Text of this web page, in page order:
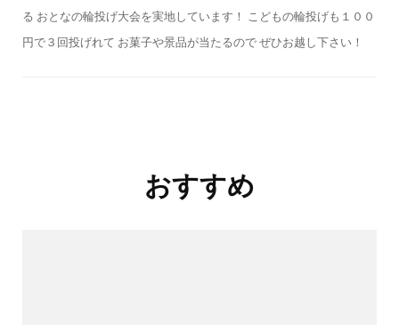
る おとなの輪投げ大会を実地しています！ こどもの輪投げも１００
円で３回投げれて お菓子や景品が当たるので ぜひお越し下さい！
おすすめ